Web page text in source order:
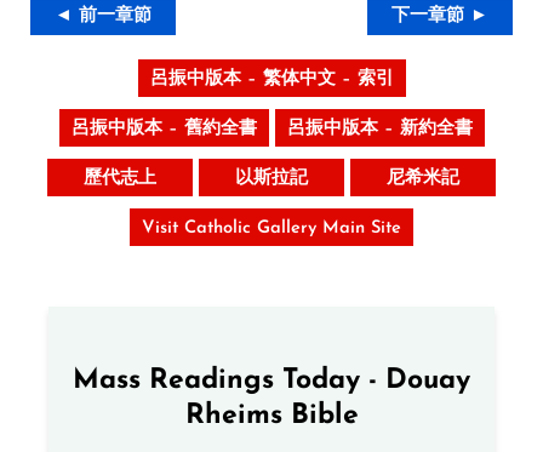
◄ 前一章節 下一章節 ►
呂振中版本 – 繁体中文 – 索引
呂振中版本 – 舊約全書 呂振中版本 – 新約全書
歷代志上 以斯拉記 尼希米記
Visit Catholic Gallery Main Site
Mass Readings Today - Douay
Rheims Bible